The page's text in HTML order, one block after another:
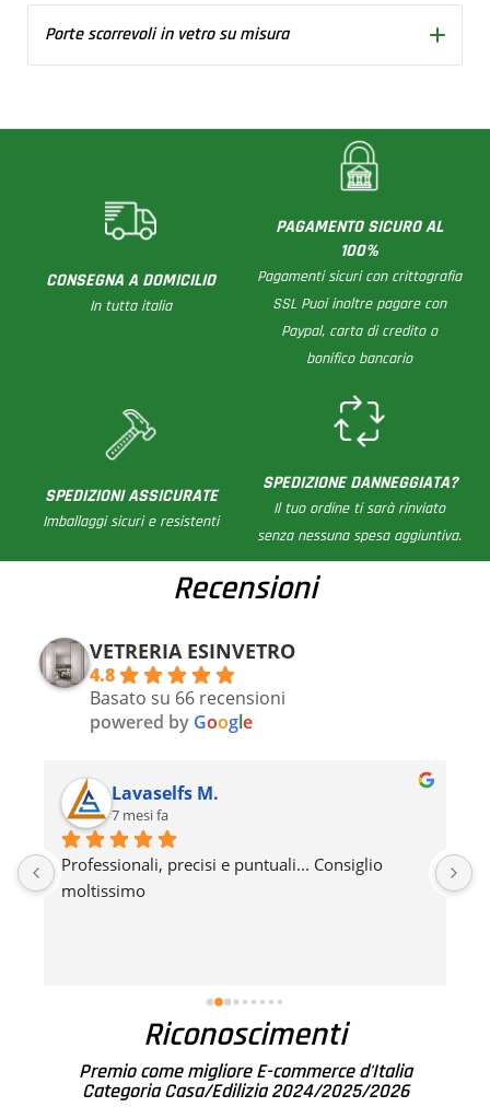
Porte scorrevoli in vetro su misura
di muro o cartongesso (se irrigidite dove andrà fissata la
barra scorrevole) interne come soggiorno, cucina, camera o
La porta scorrevole in vetro su misura per interni
infatti la soluzione migliore per creare un elemento d'arredo
unico, facile da montare senza dover fare nessuna opera
muraria.
CONSEGNA A DOMICILIO
In tutta italia
PAGAMENTO SICURO AL
100%
Pagamenti sicuri con crittografia
SSL Puoi inoltre pagare con
Paypal, carta di credito o
bonifico bancario
SPEDIZIONI ASSICURATE
Imballaggi sicuri e resistenti
SPEDIZIONE DANNEGGIATA?
Il tuo ordine ti sarà rinviato
senza nessuna spesa aggiuntiva.
Recensioni
VETRERIA ESINVETRO
4.8
Basato su 66 recensioni
powered by Google
Lavaselfs M.
7 mesi fa
Professionali, precisi e puntuali... Consiglio
moltissimo
Riconoscimenti
Premio come migliore E-commerce d'Italia
Categoria Casa/Edilizia 2024/2025/2026